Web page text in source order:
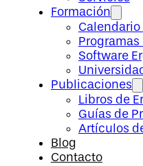
Formación
Programas
Software
Publicaciones
Libros de
Guías de
Artículos
Blog
Contacto